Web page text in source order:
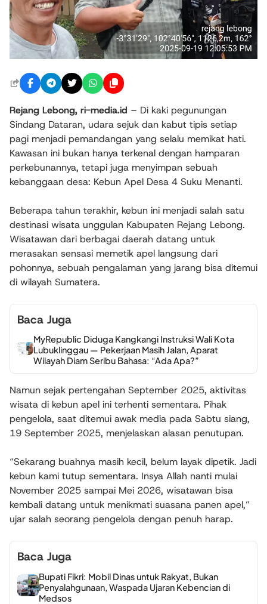
Rejang Lebong, ri-media.id – Di kaki pegunungan
Sindang Dataran, udara sejuk dan kabut tipis setiap
pagi menjadi pemandangan yang selalu memikat hati.
Kawasan ini bukan hanya terkenal dengan hamparan
perkebunannya, tetapi juga menyimpan sebuah
kebanggaan desa: Kebun Apel Desa 4 Suku Menanti.
Beberapa tahun terakhir, kebun ini menjadi salah satu
destinasi wisata unggulan Kabupaten Rejang Lebong.
Wisatawan dari berbagai daerah datang untuk
merasakan sensasi memetik apel langsung dari
pohonnya, sebuah pengalaman yang jarang bisa ditemui
di wilayah Sumatera.
Baca Juga
MyRepublic Diduga Kangkangi Instruksi Wali Kota
Lubuklinggau — Pekerjaan Masih Jalan, Aparat
Wilayah Diam Seribu Bahasa: “Ada Apa?”
Namun sejak pertengahan September 2025, aktivitas
wisata di kebun apel ini terhenti sementara. Pihak
pengelola, saat ditemui awak media pada Sabtu siang,
19 September 2025, menjelaskan alasan penutupan.
“Sekarang buahnya masih kecil, belum layak dipetik. Jadi
kebun kami tutup sementara. Insya Allah nanti mulai
November 2025 sampai Mei 2026, wisatawan bisa
kembali datang untuk menikmati suasana panen apel,”
ujar salah seorang pengelola dengan penuh harap.
Baca Juga
Bupati Fikri: Mobil Dinas untuk Rakyat, Bukan
Penyalahgunaan, Waspada Ujaran Kebencian di
Medsos